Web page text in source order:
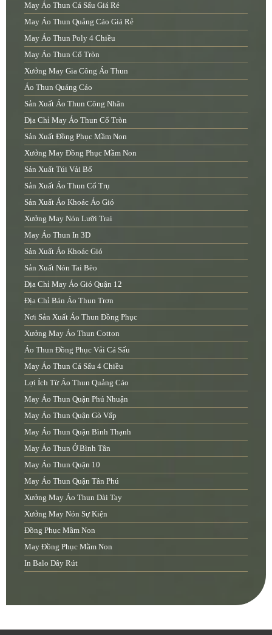
May Áo Thun Cá Sấu Giá Rẻ
May Áo Thun Quảng Cáo Giá Rẻ
May Áo Thun Poly 4 Chiều
May Áo Thun Cổ Tròn
Xưởng May Gia Công Áo Thun
Áo Thun Quảng Cáo
Sản Xuất Áo Thun Công Nhân
Địa Chỉ May Áo Thun Cổ Tròn
Sản Xuất Đồng Phục Mầm Non
Xưởng May Đồng Phục Mầm Non
Sản Xuất Túi Vải Bố
Sản Xuất Áo Thun Cổ Trụ
Sản Xuất Áo Khoác Áo Gió
Xưởng May Nón Lưỡi Trai
May Áo Thun In 3D
Sản Xuất Áo Khoác Gió
Sản Xuất Nón Tai Bèo
Địa Chỉ May Áo Gió Quận 12
Địa Chỉ Bán Áo Thun Trơn
Nơi Sản Xuất Áo Thun Đồng Phục
Xưởng May Áo Thun Cotton
Áo Thun Đồng Phục Vải Cá Sấu
May Áo Thun Cá Sấu 4 Chiều
Lợi Ích Từ Áo Thun Quảng Cáo
May Áo Thun Quận Phú Nhuận
May Áo Thun Quận Gò Vấp
May Áo Thun Quận Bình Thạnh
May Áo Thun Ở Bình Tân
May Áo Thun Quận 10
May Áo Thun Quận Tân Phú
Xưởng May Áo Thun Dài Tay
Xưởng May Nón Sự Kiện
Đồng Phục Mầm Non
May Đồng Phục Mầm Non
In Balo Dây Rút